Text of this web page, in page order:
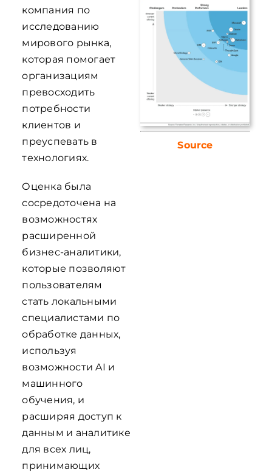
компания по
исследованию
мирового рынка,
которая помогает
организациям
превосходить
потребности
клиентов и
преуспевать в
технологиях.
Оценка была
сосредоточена на
возможностях
расширенной
бизнес-аналитики,
которые позволяют
пользователям
стать локальными
специалистами по
обработке данных,
используя
возможности AI и
машинного
обучения, и
расширяя доступ к
данным и аналитике
для всех лиц,
принимающих
Source